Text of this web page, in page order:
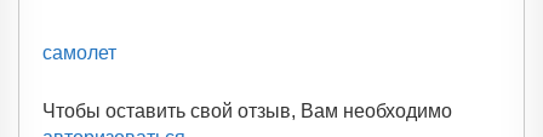
самолет
Чтобы оставить свой отзыв, Вам необходимо